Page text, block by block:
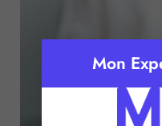
Mon